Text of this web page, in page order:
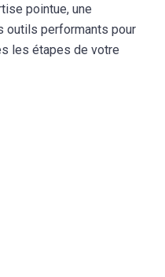
pointue, une
performants pour
les étapes de votre